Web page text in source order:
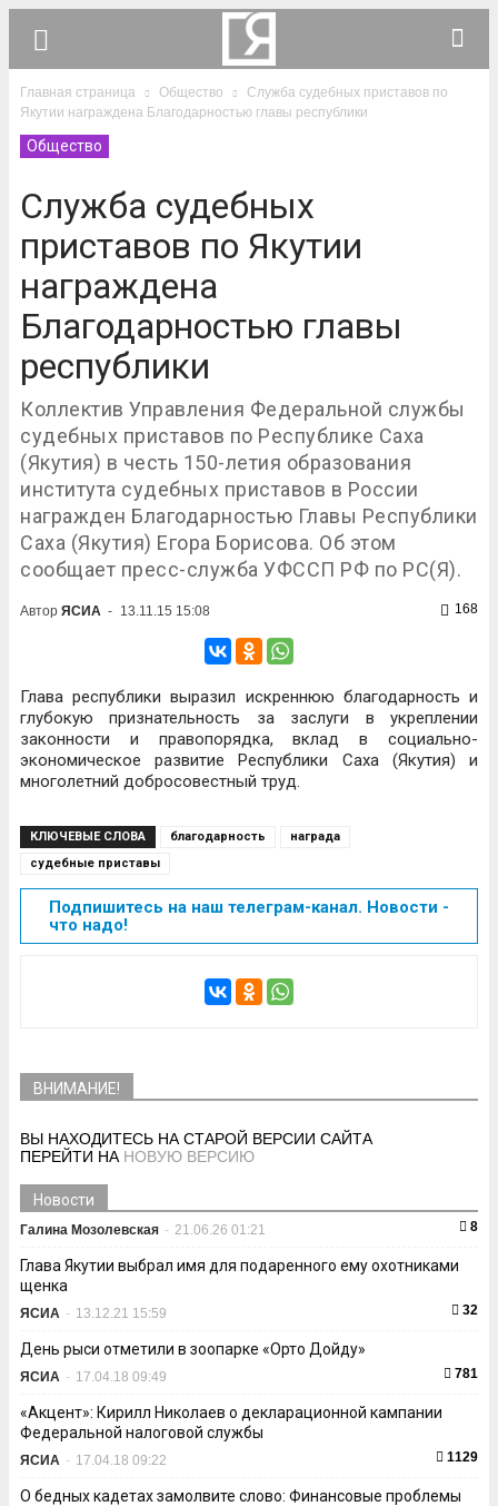
Главная страница Общество
Служба судебных приставов по
Якутии награждена Благодарностью главы республики
Общество
Служба судебных
приставов по Якутии
награждена
Благодарностью главы
республики
Коллектив Управления Федеральной службы
судебных приставов по Республике Саха
(Якутия) в честь 150-летия образования
института судебных приставов в России
награжден Благодарностью Главы Республики
Саха (Якутия) Егора Борисова. Об этом
сообщает пресс-служба УФССП РФ по РС(Я).
Автор ЯСИА - 13.11.15 15:08 168
Глава республики выразил искреннюю благодарность и
глубокую признательность за заслуги в укреплении
законности и правопорядка, вклад в социально-
экономическое развитие Республики Саха (Якутия) и
многолетний добросовестный труд.
КЛЮЧЕВЫЕ СЛОВА благодарность
награда
судебные приставы
Подпишитесь на наш телеграм-канал. Новости -
что надо!
ВНИМАНИЕ!
ВЫ НАХОДИТЕСЬ НА СТАРОЙ ВЕРСИИ САЙТА
ПЕРЕЙТИ НА НОВУЮ ВЕРСИЮ
Новости
Галина Мозолевская - 21.06.26 01:21 8
Глава Якутии выбрал имя для подаренного ему охотниками
щенка
ЯСИА - 13.12.21 15:59 32
День рыси отметили в зоопарке «Орто Дойду»
ЯСИА - 17.04.18 09:49 781
«Акцент»: Кирилл Николаев о декларационной кампании
Федеральной налоговой службы
ЯСИА - 17.04.18 09:22 1129
О бедных кадетах замолвите слово: Финансовые проблемы